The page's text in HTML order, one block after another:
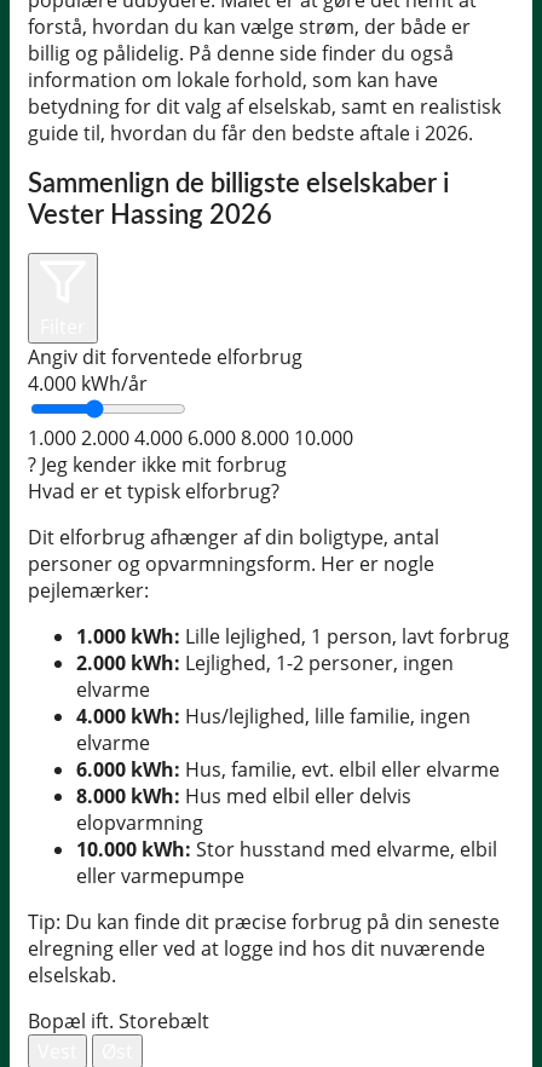
forstå, hvordan du kan vælge strøm, der både er
billig og pålidelig. På denne side finder du også
information om lokale forhold, som kan have
betydning for dit valg af elselskab, samt en realistisk
guide til, hvordan du får den bedste aftale i 2026.
Sammenlign de billigste elselskaber i
Vester Hassing 2026
Angiv dit forventede elforbrug
4.000 kWh/år
1.0002.0004.000 6.0008.000 10.000
? Jeg kender ikke mit forbrug
Hvad er et typisk elforbrug?
Dit elforbrug afhænger af din boligtype, antal
personer og opvarmningsform. Her er nogle
pejlemærker:
1.000 kWh: Lille lejlighed, 1 person, lavt forbrug
2.000 kWh: Lejlighed, 1-2 personer, ingen
elvarme
4.000 kWh: Hus/lejlighed, lille familie, ingen
elvarme
6.000 kWh: Hus, familie, evt. elbil eller elvarme
8.000 kWh: Hus med elbil eller delvis
elopvarmning
10.000 kWh: Stor husstand med elvarme, elbil
eller varmepumpe
Tip: Du kan finde dit præcise forbrug på din seneste
elregning eller ved at logge ind hos dit nuværende
elselskab.
Bopæl ift. Storebælt